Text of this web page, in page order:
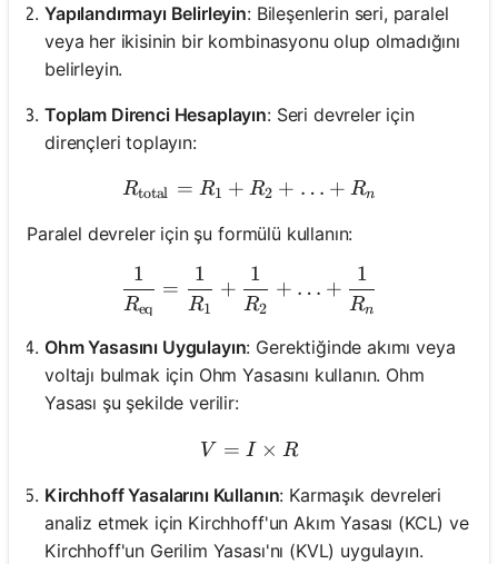
Yapılandırmayı Belirleyin: Bileşenlerin seri, paralel
veya her ikisinin bir kombinasyonu olup olmadığını
belirleyin.
Toplam Direnci Hesaplayın: Seri devreler için
dirençleri toplayın:
R_{\text{total}} = R_1 +
Rtotal = R1 + R2 + … + Rn
Paralel devreler için şu formülü kullanın:
\frac{1}{R_{\text{eq}}}
Req
1
=
R1
1
+
R2
1
+ … +
Rn
1
Ohm Yasasını Uygulayın: Gerektiğinde akımı veya
voltajı bulmak için Ohm Yasasını kullanın. Ohm
Yasası şu şekilde verilir:
V = I \times R
V = I × R
Kirchhoff Yasalarını Kullanın: Karmaşık devreleri
analiz etmek için Kirchhoff'un Akım Yasası (KCL) ve
Kirchhoff'un Gerilim Yasası'nı (KVL) uygulayın.